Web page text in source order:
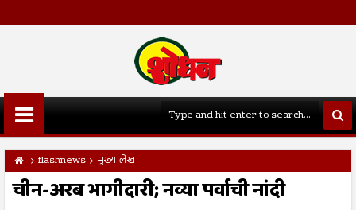
flashnews मुख्य लेख
चीन-अरब भागीदारी; नव्या पर्वाची नांदी